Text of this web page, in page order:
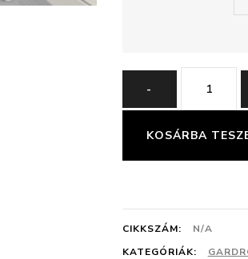
-
ALIN
1-
T
160
KOSÁRBA
CIKKSZÁM:
N/A
KATEGÓRIÁK: